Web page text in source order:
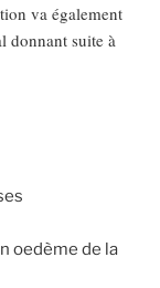
va également
donnant suite à
oedème de la